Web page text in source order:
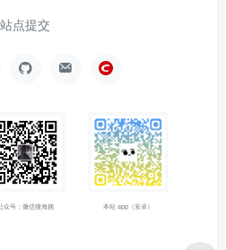
站点提交
众号：微信搜海拥 本站 app（安卓）